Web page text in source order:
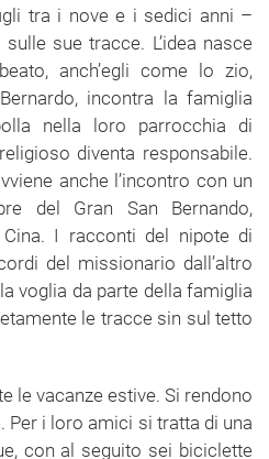
tra i nove e i sedici anni –
sue tracce. L’idea nasce
anch’egli come lo zio,
incontra la famiglia
nella loro parrocchia di
diventa responsabile.
anche l’incontro con un
del Gran San Bernando,
Cina. I racconti del nipote di
del missionario dall’altro
voglia da parte della famiglia
le tracce sin sul tetto
le vacanze estive. Si rendono
Per i loro amici si tratta di una
con al seguito sei biciclette